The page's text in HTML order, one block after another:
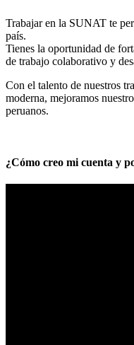
Trabajar en la SUNAT te
país.
Tienes la oportunidad de
de trabajo colaborativo y
Con el talento de nuestros
moderna, mejoramos
peruanos.
¿Cómo creo mi cuenta y